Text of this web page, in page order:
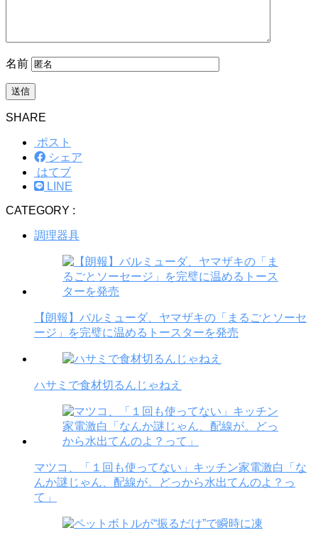
名前
SHARE
ポスト
シェア
はてブ
LINE
CATEGORY :
調理器具
【朗報】バルミューダ、ヤマザキの「まるごとソーセ
ージ」を完璧に温めるトースターを発売
ハサミで食材切るんじゃねえ
マツコ、「１回も使ってない」キッチン家電激白「な
んか謎じゃん、配線が。どっから水出てんのよ？っ
て」